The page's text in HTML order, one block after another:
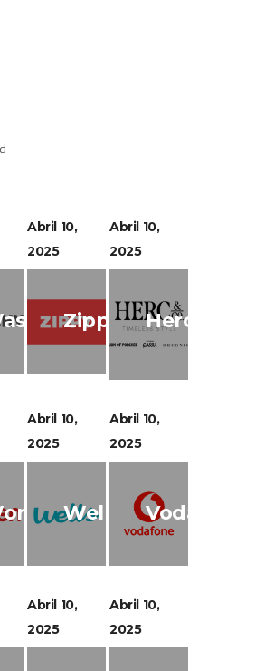
Abril 10,
2025
Zippy
Abril 10,
2025
Herc&CO
Abril 10,
2025
Wells
Abril 10,
2025
Vodafone
Abril 10,
2025
Abril 10,
2025